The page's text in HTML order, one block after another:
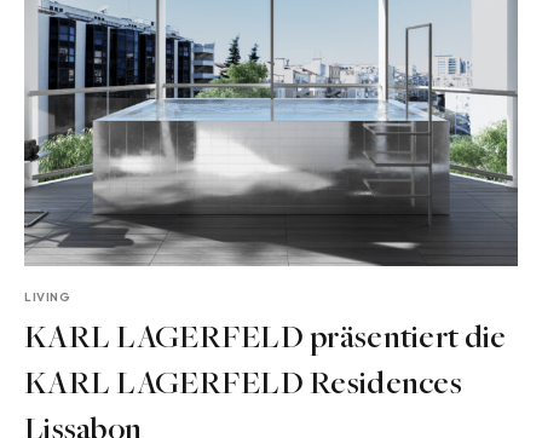
LIVING
KARL LAGERFELD präsentiert die
KARL LAGERFELD Residences